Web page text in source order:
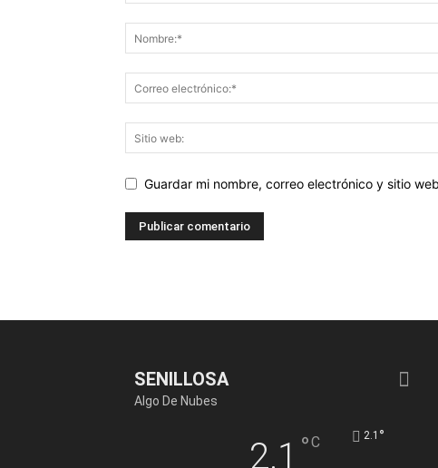
Guardar mi nombre, correo electrónico y sitio
SENILLOSA
Algo De Nubes
2.1 °C 2.1 °